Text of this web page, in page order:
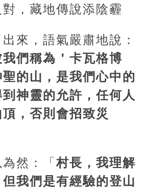
，藏地傳說添陰霾
來，語氣嚴肅地說：
們稱為＇卡瓦格博
聖的山，是我們心中的
神靈的允許，任何人
，否則會招致災
然：「村長，我理解
我們是有經驗的登山